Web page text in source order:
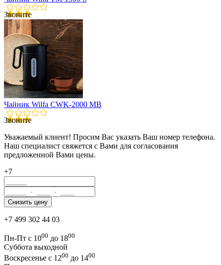
Звоните
Чайник Wilfa CWK-2000 MB
Звоните
Уважаемый клиент! Просим Вас указать Ваш номер телефона.
Наш специалист свяжется с Вами для согласования
предложенной Вами цены.
+7
+7 499 302 44 03
Пн-Пт с 1000 до 1800
Суббота выходной
Воскресенье с 1200 до 1400